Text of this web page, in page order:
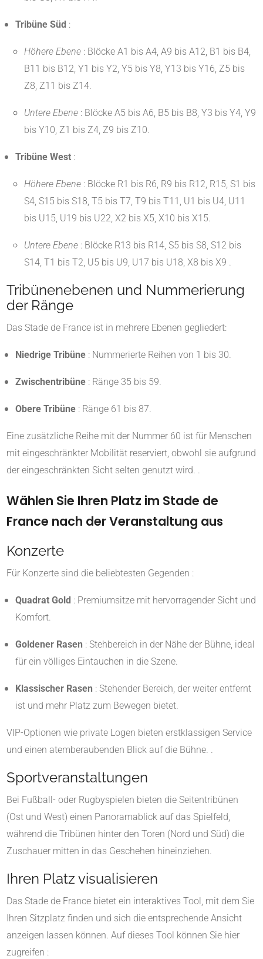
Tribüne Süd :
Höhere Ebene : Blöcke A1 bis A4, A9 bis A12, B1 bis B4,
B11 bis B12, Y1 bis Y2, Y5 bis Y8, Y13 bis Y16, Z5 bis
Z8, Z11 bis Z14.
Untere Ebene : Blöcke A5 bis A6, B5 bis B8, Y3 bis Y4, Y9
bis Y10, Z1 bis Z4, Z9 bis Z10.
Tribüne West :
Höhere Ebene : Blöcke R1 bis R6, R9 bis R12, R15, S1 bis
S4, S15 bis S18, T5 bis T7, T9 bis T11, U1 bis U4, U11
bis U15, U19 bis U22, X2 bis X5, X10 bis X15.
Untere Ebene : Blöcke R13 bis R14, S5 bis S8, S12 bis
S14, T1 bis T2, U5 bis U9, U17 bis U18, X8 bis X9 .
Tribünenebenen und Nummerierung
der Ränge
Das Stade de France ist in mehrere Ebenen gegliedert:
Niedrige Tribüne : Nummerierte Reihen von 1 bis 30.
Zwischentribüne : Ränge 35 bis 59.
Obere Tribüne : Ränge 61 bis 87.
Eine zusätzliche Reihe mit der Nummer 60 ist für Menschen
mit eingeschränkter Mobilität reserviert, obwohl sie aufgrund
der eingeschränkten Sicht selten genutzt wird. .
Wählen Sie Ihren Platz im Stade de
France nach der Veranstaltung aus
Konzerte
Für Konzerte sind die beliebtesten Gegenden :
Quadrat Gold : Premiumsitze mit hervorragender Sicht und
Komfort.
Goldener Rasen : Stehbereich in der Nähe der Bühne, ideal
für ein völliges Eintauchen in die Szene.
Klassischer Rasen : Stehender Bereich, der weiter entfernt
ist und mehr Platz zum Bewegen bietet.
VIP-Optionen wie private Logen bieten erstklassigen Service
und einen atemberaubenden Blick auf die Bühne. .
Sportveranstaltungen
Bei Fußball- oder Rugbyspielen bieten die Seitentribünen
(Ost und West) einen Panoramablick auf das Spielfeld,
während die Tribünen hinter den Toren (Nord und Süd) die
Zuschauer mitten in das Geschehen hineinziehen.
Ihren Platz visualisieren
Das Stade de France bietet ein interaktives Tool, mit dem Sie
Ihren Sitzplatz finden und sich die entsprechende Ansicht
anzeigen lassen können. Auf dieses Tool können Sie hier
zugreifen :